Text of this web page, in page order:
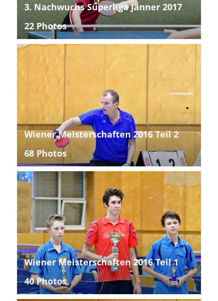
3. Nachwuchs Superliga Jänner 2017
22 Photos
Wiener Meisterschaften 2016 Teil 2
68 Photos
Wiener Meisterschaften 2016 Teil 1
40 Photos